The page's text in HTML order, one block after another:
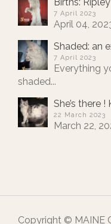
7 April 2023
April 04,
Shaded: an
7 April 2023
Everything
shaded...
She’s there
22 March 2023
March 22,
Copyright © MAINE